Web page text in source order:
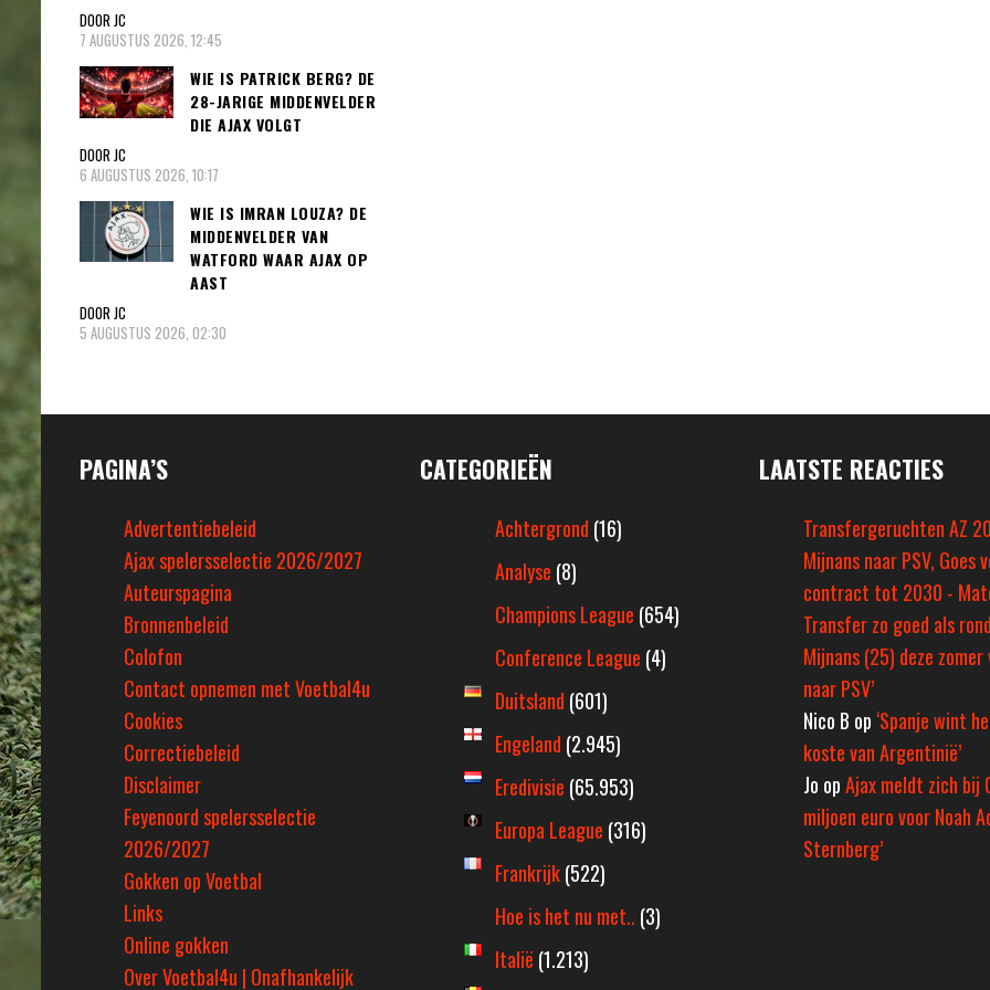
DOOR JC
7 AUGUSTUS 2026, 12:45
WIE IS PATRICK BERG? DE
28-JARIGE MIDDENVELDER
DIE AJAX VOLGT
DOOR JC
6 AUGUSTUS 2026, 10:17
WIE IS IMRAN LOUZA? DE
MIDDENVELDER VAN
WATFORD WAAR AJAX OP
AAST
DOOR JC
5 AUGUSTUS 2026, 02:30
PAGINA’S
Advertentiebeleid
Ajax spelersselectie 2026/2027
Auteurspagina
Bronnenbeleid
Colofon
Contact opnemen met Voetbal4u
Cookies
Correctiebeleid
Disclaimer
Feyenoord spelersselectie
2026/2027
Gokken op Voetbal
Links
Online gokken
Over Voetbal4u | Onafhankelijk
CATEGORIEËN
Achtergrond (16)
Analyse (8)
Champions League (654)
Conference League (4)
Duitsland (601)
Engeland (2.945)
Eredivisie (65.953)
Europa League (316)
Frankrijk(522)
Hoe is het nu met.. (3)
Italië (1.213)
LAATSTE REACTIES
Transfergeruchten AZ
Mijnans naar PSV, Goes
contract tot 2030 -
Transfer zo goed als
Mijnans (25) deze zomer
naar PSV’
Nico B op ‘Spanje wint
koste van Argentinië’
Jo opAjax meldt zich bij
miljoen euro voor Noah
Sternberg’